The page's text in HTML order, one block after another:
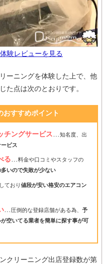
験レビューを見る
ーニングを体験した上で、他
た点は次のとおりです。
おすすめポイント
チングサービス
知名度、出
ビス
る…料金や口コミやスタッフの
いので失敗が少ない
ており値段が安い格安のエアコン
… 圧倒的な登録店舗がある為、 予
空いてる業者を簡単に探す事が可
クリーニング出店登録数が第